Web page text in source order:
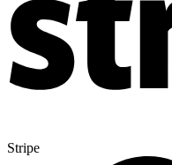
Stripe